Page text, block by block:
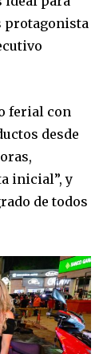
protagonista
ferial con
desde
inicial”, y
de todos